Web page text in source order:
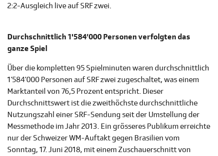
2:2-Ausgleich live auf SRF zwei.
Durchschnittlich 1'584’000 Personen verfolgten das
ganze Spiel
Über die kompletten 95 Spielminuten waren durchschnittlich
1’584’000 Personen auf SRF zwei zugeschaltet, was einem
Marktanteil von 76,5 Prozent entspricht. Dieser
Durchschnittswert ist die zweithöchste durchschnittliche
Nutzungszahl einer SRF-Sendung seit der Umstellung der
Messmethode im Jahr 2013. Ein grösseres Publikum erreichte
nur der Schweizer WM-Auftakt gegen Brasilien vom
Sonntag, 17. Juni 2018, mit einem Zuschauerschnitt von